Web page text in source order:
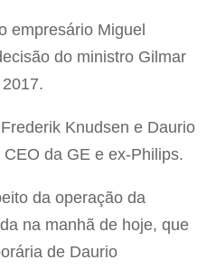
empresário Miguel
do ministro Gilmar
Knudsen e Daurio
da GE e ex-Philips.
da operação da
na manhã de hoje, que
de Daurio